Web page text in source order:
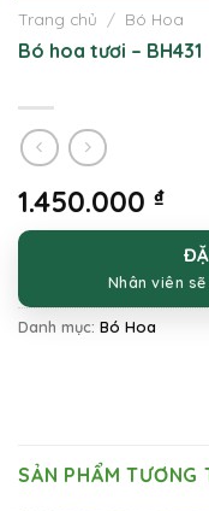
Trang chủ / Bó Hoa
Bó hoa tươi – BH431
1.450.000 ₫
Nhân viên
Danh mục: Bó Hoa
SẢN PHẨM TƯƠNG